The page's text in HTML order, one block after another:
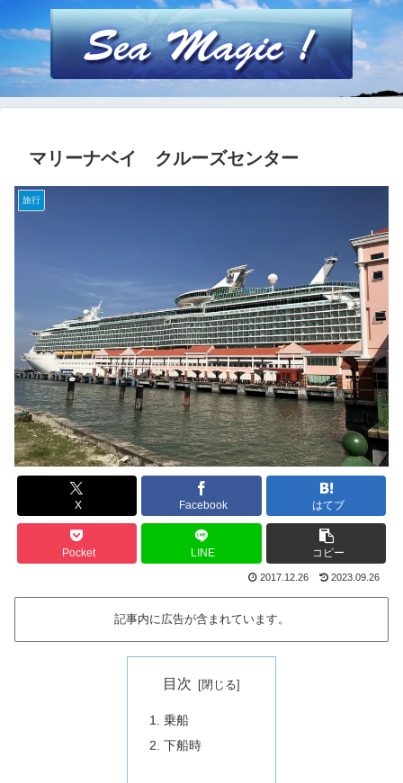
マリーナベイ クルーズセンター
旅行
X Facebook はてブ
Pocket LINE コピー
2017.12.26 2023.09.26
記事内に広告が含まれています。
目次
乗船
下船時